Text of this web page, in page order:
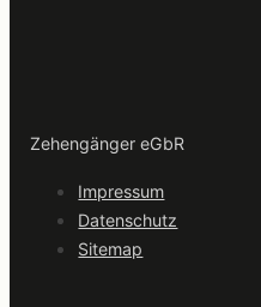
Zehengänger eGbR
Impressum
Datenschutz
Sitemap